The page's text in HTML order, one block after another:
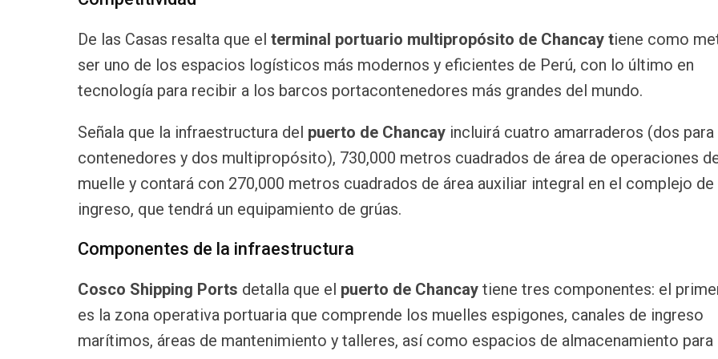
De las Casas resalta que el terminal portuario multipropósito de Chancay tiene como
ser uno de los espacios logísticos más modernos y eficientes de Perú, con lo último en
tecnología para recibir a los barcos portacontenedores más grandes del mundo.
Señala que la infraestructura del puerto de Chancay incluirá cuatro amarraderos (dos para
contenedores y dos multipropósito), 730,000 metros cuadrados de área de operaciones
muelle y contará con 270,000 metros cuadrados de área auxiliar integral en el complejo de
ingreso, que tendrá un equipamiento de grúas.
Componentes de la infraestructura
Cosco Shipping Ports detalla que el puerto de Chancay tiene tres componentes: el
es la zona operativa portuaria que comprende los muelles espigones, canales de ingreso
marítimos, áreas de mantenimiento y talleres, así como espacios de almacenamiento para